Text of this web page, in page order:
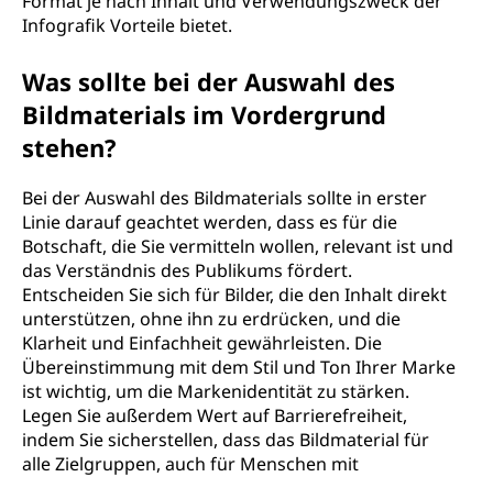
Infografik Vorteile bietet.
Was sollte bei der Auswahl des
Bildmaterials im Vordergrund
stehen?
Bei der Auswahl des Bildmaterials sollte in erster
Linie darauf geachtet werden, dass es für die
Botschaft, die Sie vermitteln wollen, relevant ist und
das Verständnis des Publikums fördert.
Entscheiden Sie sich für Bilder, die den Inhalt direkt
unterstützen, ohne ihn zu erdrücken, und die
Klarheit und Einfachheit gewährleisten. Die
Übereinstimmung mit dem Stil und Ton Ihrer Marke
ist wichtig, um die Markenidentität zu stärken.
Legen Sie außerdem Wert auf Barrierefreiheit,
indem Sie sicherstellen, dass das Bildmaterial für
alle Zielgruppen, auch für Menschen mit